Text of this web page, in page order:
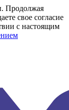
Продолжая
свое согласие
с настоящим